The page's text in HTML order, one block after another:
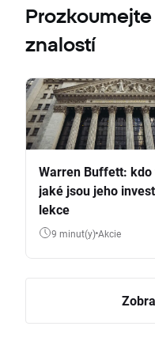
znalostí
Warren Buffett: kdo
jaké jsou jeho
lekce
9 minut(y) Akcie